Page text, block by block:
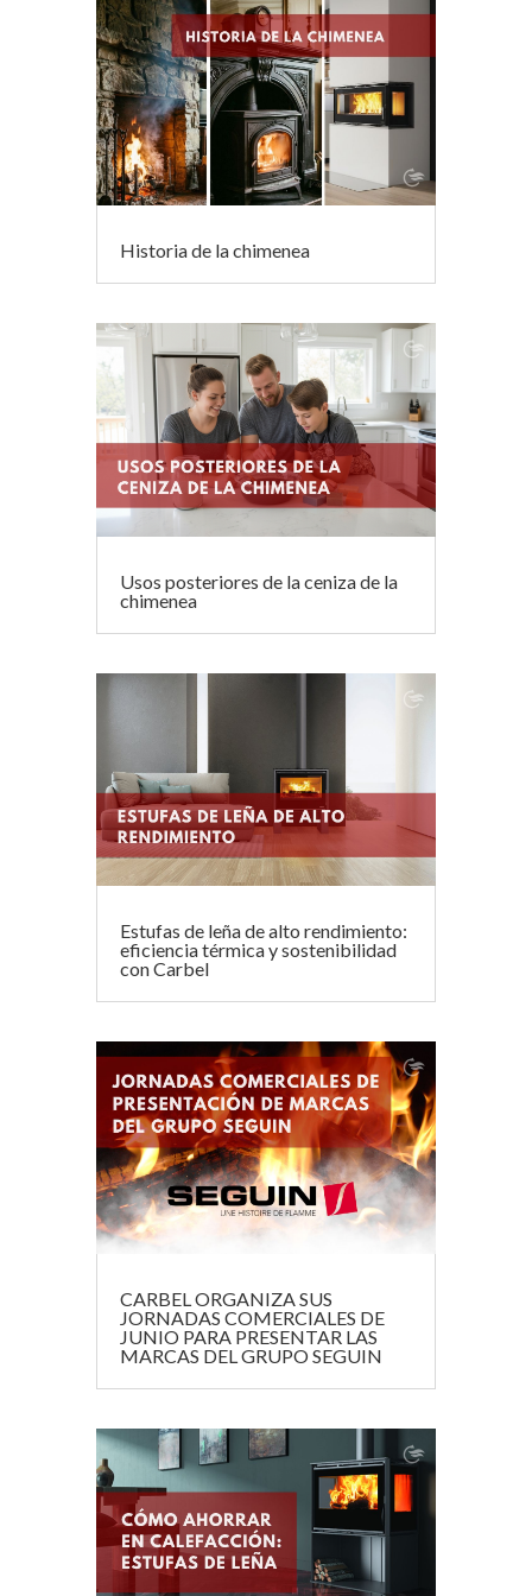
Historia de la chimenea
Usos posteriores de la ceniza de la
chimenea
Estufas de leña de alto rendimiento:
eficiencia térmica y sostenibilidad
con Carbel
CARBEL ORGANIZA SUS
JORNADAS COMERCIALES DE
JUNIO PARA PRESENTAR LAS
MARCAS DEL GRUPO SEGUIN